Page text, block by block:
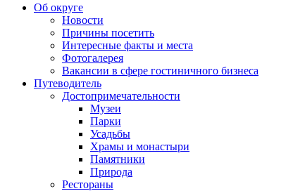
Об округе
Новости
Причины посетить
Интересные факты и места
Фотогалерея
Вакансии в сфере гостиничного бизнеса
Путеводитель
Достопримечательности
Музеи
Парки
Усадьбы
Храмы и монастыри
Памятники
Природа
Рестораны